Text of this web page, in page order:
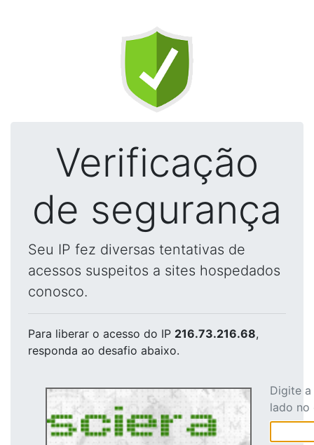
Verificação
de segurança
Seu IP fez diversas tentativas de
acessos suspeitos a sites hospedados
conosco.
Para liberar o acesso do IP 216.73.216.68,
responda ao desafio abaixo.
Digite
lado no